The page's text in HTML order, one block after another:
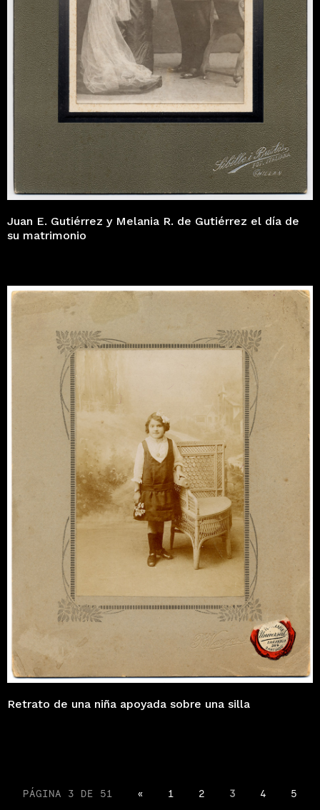
Juan E. Gutiérrez y Melania R. de Gutiérrez el día de
su matrimonio
Retrato de una niña apoyada sobre una silla
PÁGINA 3 DE 51 « 1 2 3 4 5